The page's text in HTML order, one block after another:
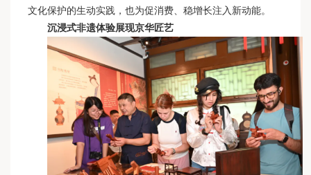
文化保护的生动实践，也为促消费、稳增长注入新动能。
沉浸式非遗体验展现京华匠艺